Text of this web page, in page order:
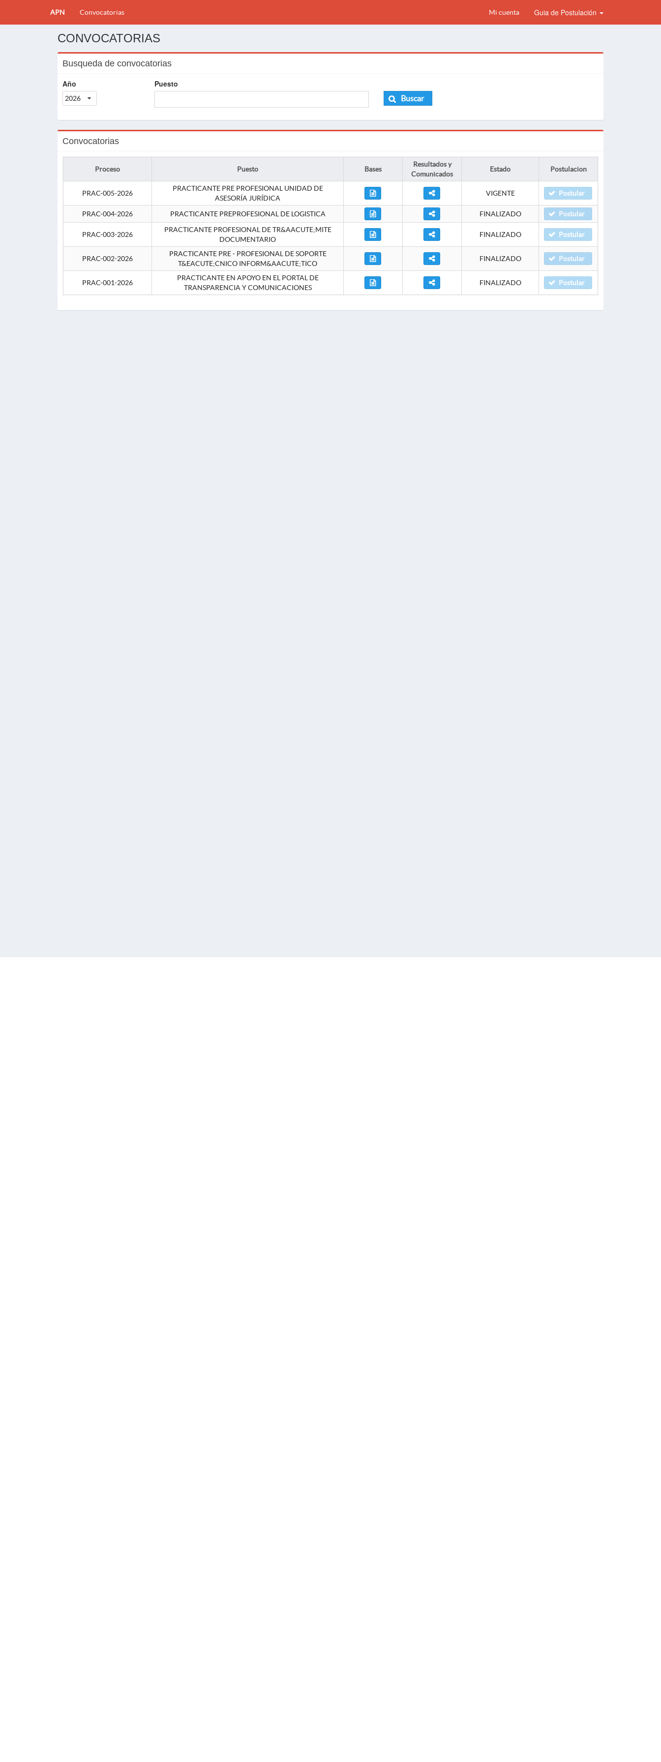
APN Convocatorias Mi cuenta Guia de Postulación
CONVOCATORIAS
Busqueda de convocatorias
Año
2026
Puesto
Buscar
Convocatorias
Proceso Puesto Bases
Resultados y
Comunicados
Estado Postulacion
PRAC-005-2026
PRACTICANTE PRE PROFESIONAL UNIDAD DE
ASESORÍA JURÍDICA
VIGENTE Postular
PRAC-004-2026 PRACTICANTE PREPROFESIONAL DE LOGISTICA FINALIZADO Postular
PRAC-003-2026
PRACTICANTE PROFESIONAL DE TR&AACUTE;MITE
DOCUMENTARIO
FINALIZADO Postular
PRAC-002-2026
PRACTICANTE PRE - PROFESIONAL DE SOPORTE
T&EACUTE;CNICO INFORM&AACUTE;TICO
FINALIZADO Postular
PRAC-001-2026
PRACTICANTE EN APOYO EN EL PORTAL DE
TRANSPARENCIA Y COMUNICACIONES
FINALIZADO Postular